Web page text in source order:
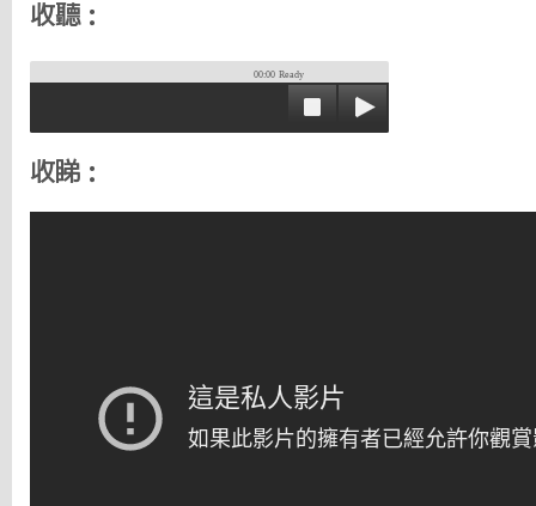
收聽：
00:00 Ready
收睇：